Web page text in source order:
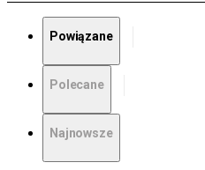
Powiązane
Polecane
Najnowsze